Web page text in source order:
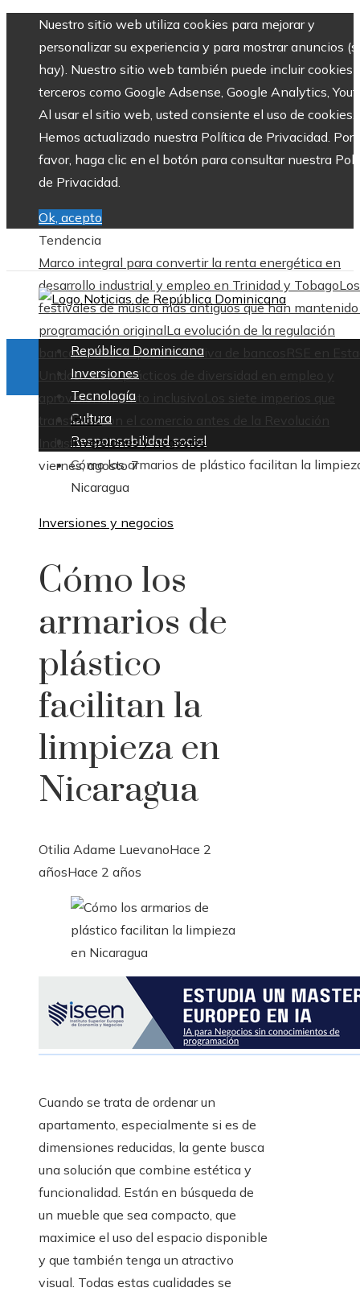
Nuestro sitio web utiliza cookies para mejorar y
personalizar su experiencia y para mostrar anuncios
hay). Nuestro sitio web también puede incluir cookies
terceros como Google Adsense, Google Analytics,
Al usar el sitio web, usted consiente el uso de cookies.
Hemos actualizado nuestra Política de Privacidad. Por
favor, haga clic en el botón para consultar nuestra
de Privacidad.
Ok, acepto
Tendencia
Marco integral para convertir la renta energética en
desarrollo industrial y empleo en Trinidad y TobagoLos
festivales de música más antiguos que han mantenido
programación originalLa evolución de la regulación
bancaria tras la quiebra masiva de bancos
RSE en
Unidos: casos prácticos de diversidad en empleo y
aprovisionamiento inclusivo Los siete imperios que
transformaron el comercio antes de la Revolución
Industrial
viernes, agosto 7
República Dominicana
Inversiones
Tecnología
Cultura
Responsabilidad social
Inicio
Inversiones y negocios
Cómo los armarios de plástico facilitan la
Nicaragua
Inversiones y negocios
Cómo los
armarios de
plástico
facilitan la
limpieza en
Nicaragua
Otilia Adame LuevanoHace 2
añosHace 2 años
Cuando se trata de ordenar un
apartamento, especialmente si es de
dimensiones reducidas, la gente busca
una solución que combine estética y
funcionalidad. Están en búsqueda de
un mueble que sea compacto, que
maximice el uso del espacio disponible
y que también tenga un atractivo
visual. Todas estas cualidades se